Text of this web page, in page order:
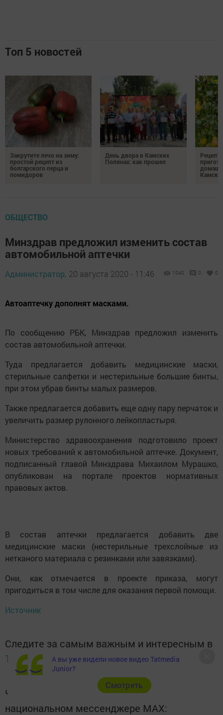
Топ 5 новостей
Закрутите лечо на зиму:
простой рецепт из
болгарского перца и
помидоров
День двора в Камских
Полянах: как прошел
ОБЩЕСТВО
Минздрав предложил изменить состав
автомобильной аптечки
Администратор, 20 августа 2020 - 11:46 1040 0 0
Автоаптечку дополнят масками.
По сообщению РБК, Минздрав предложил изменить
состав автомобильной аптечки.
Туда предлагается добавить медицинские маски,
стерильные салфетки и нестерильные большие бинты,
при этом убрав бинты малых размеров.
Также предлагается добавить еще одну пару перчаток и
увеличить размер рулонного лейкопластыря.
Министерство здравоохранения подготовило проект
новых требований к автомобильной аптечке. Документ,
подписанный главой Минздрава Михаилом Мурашко,
опубликован на портале проектов нормативных
правовых актов.
В состав аптечки предлагается добавить две
медицинские маски (нестерильные трехслойные из
нетканого материала с резинками или завязками).
Они, как отмечается в проекте приказа, могут
пригодиться в том числе для оказания первой помощи.
Источник
Следите за самым важным и интересным в
Telegram-канале Татмедиа
Читайте новости Татарстана в
национальном мессенджере MАХ:
А вы уже видели новое видео Tatmedia
Junior?
Cмотреть